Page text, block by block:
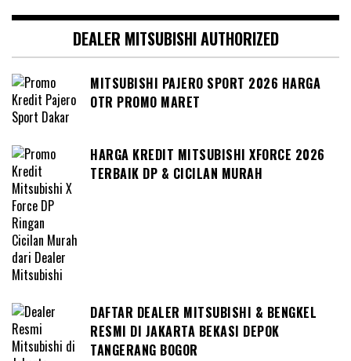
DEALER MITSUBISHI AUTHORIZED
MITSUBISHI PAJERO SPORT 2026 HARGA
OTR PROMO MARET
HARGA KREDIT MITSUBISHI XFORCE 2026
TERBAIK DP & CICILAN MURAH
DAFTAR DEALER MITSUBISHI & BENGKEL
RESMI DI JAKARTA BEKASI DEPOK
TANGERANG BOGOR